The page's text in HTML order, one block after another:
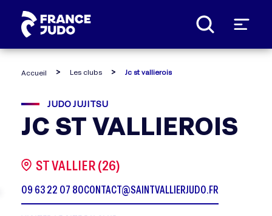
Accueil Les clubs Jc st vallierois
JUDO JUJITSU
JC ST VALLIEROIS
ST VALLIER (26)
09 63 22 07 80CONTACT@SAINTVALLIERJUDO.FR